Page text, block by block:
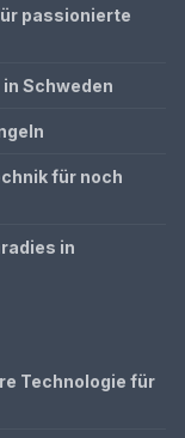
passionierte
Schweden
für noch
in
Technologie für